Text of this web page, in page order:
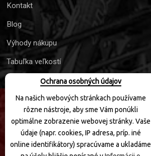
Ochrana osobných údajov
Na našich webových stránkach používame
rôzne nástroje, aby sme Vám ponúkli
optimálne zobrazenie webovej stránky. Vaše
údaje (napr. cookies, IP adresa, príp. iné
online identifikátory) spracúvame a ukladáme
Kontakt
Blog
Výhody nákupu
Tabuľka veľkostí
SLEDUJTE NÁS